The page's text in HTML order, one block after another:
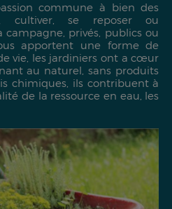
commune à bien des
cultiver, se reposer ou
campagne, privés, publics ou
apportent une forme de
vie, les jardiniers ont a cœur
au naturel, sans produits
chimiques, ils contribuent à
de la ressource en eau, les